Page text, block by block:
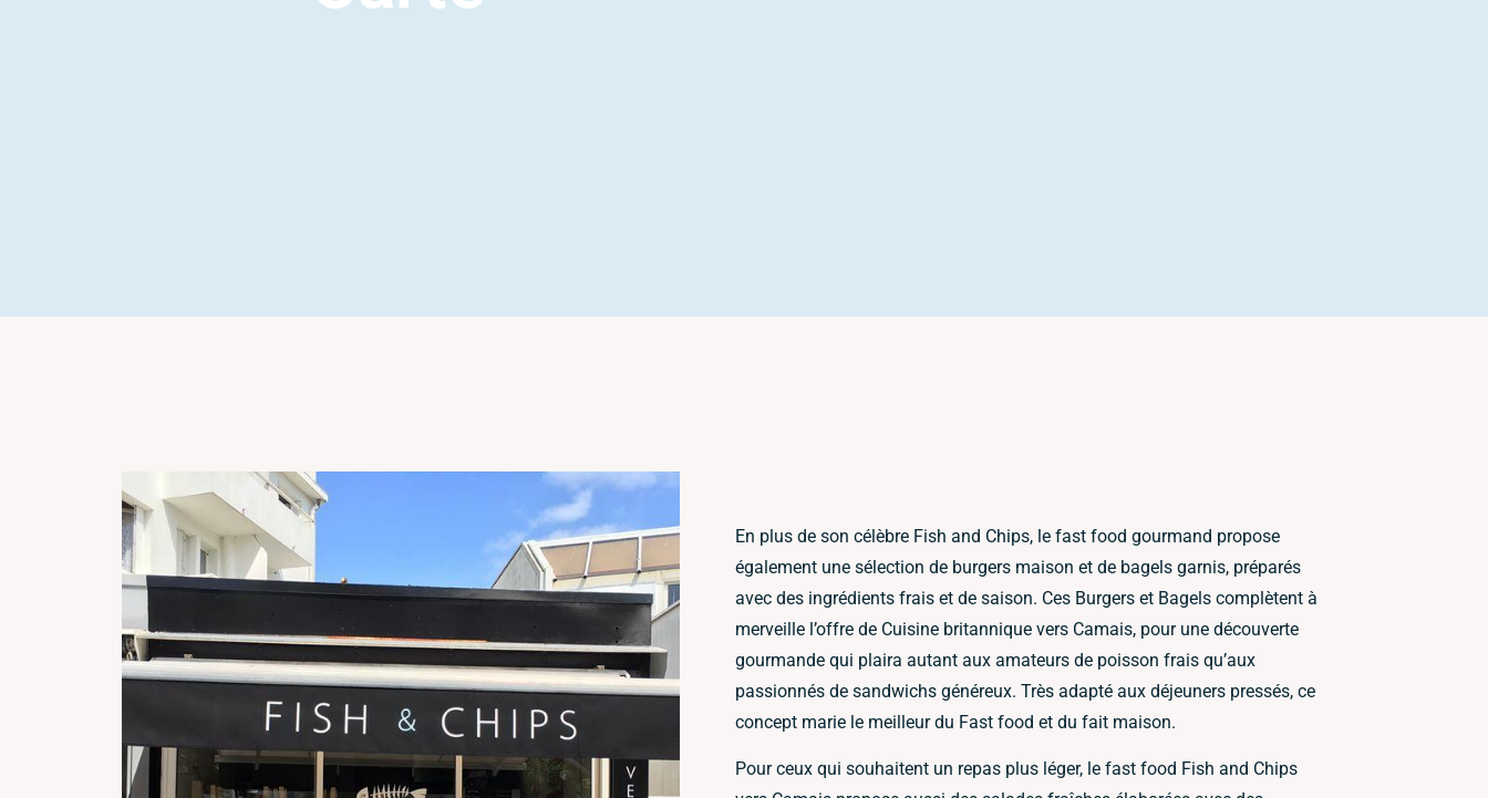
En plus de son célèbre Fish and Chips, le fast food gourmand propose
également une sélection de burgers maison et de bagels garnis, préparés
avec des ingrédients frais et de saison. Ces Burgers et Bagels complètent à
merveille l’offre de Cuisine britannique vers Camais, pour une découverte
gourmande qui plaira autant aux amateurs de poisson frais qu’aux
passionnés de sandwichs généreux. Très adapté aux déjeuners pressés, ce
concept marie le meilleur du Fast food et du fait maison.
Pour ceux qui souhaitent un repas plus léger, le fast food Fish and Chips